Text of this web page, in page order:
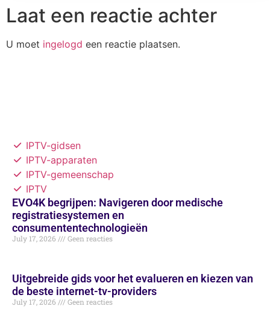
Laat een reactie achter
U moet ingelogd een reactie plaatsen.
IPTV-gidsen
IPTV-apparaten
IPTV-gemeenschap
IPTV
EVO4K begrijpen: Navigeren door medische
registratiesystemen en
consumententechnologieën
July 17, 2026 Geen reacties
Uitgebreide gids voor het evalueren en kiezen van
de beste internet-tv-providers
July 17, 2026 Geen reacties